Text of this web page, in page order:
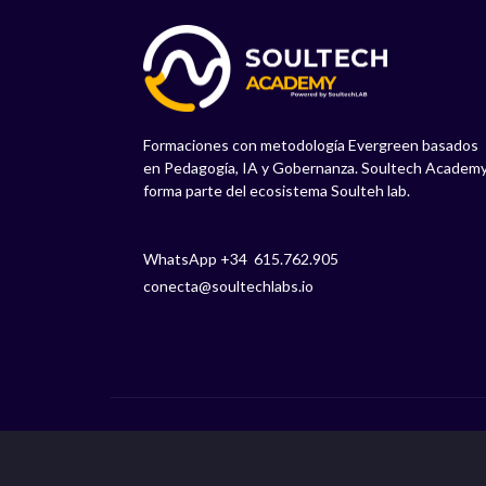
Formaciones con metodología Evergreen basados
en Pedagogía, IA y Gobernanza. Soultech
forma parte del ecosistema Soulteh lab.
WhatsApp +34 615.762.905
conecta@soultechlabs.io